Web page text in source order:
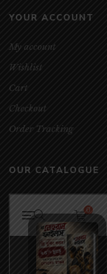
YOUR ACCOUNT
My account
Wishlist
Cart
Checkout
Order Tracking
OUR CATALOGUE